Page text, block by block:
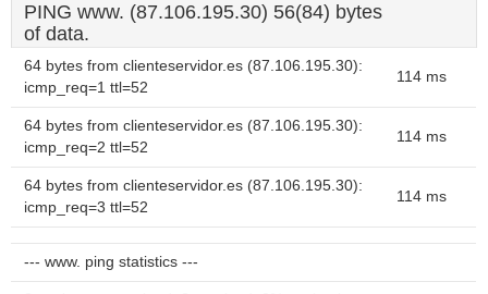
PING www. (87.106.195.30) 56(84) bytes
of data.
64 bytes from clienteservidor.es (87.106.195.30):
icmp_req=1 ttl=52
114 ms
64 bytes from clienteservidor.es (87.106.195.30):
icmp_req=2 ttl=52
114 ms
64 bytes from clienteservidor.es (87.106.195.30):
icmp_req=3 ttl=52
114 ms
--- www. ping statistics ---